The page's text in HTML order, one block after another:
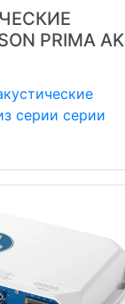
PRIMA AK
серии серии